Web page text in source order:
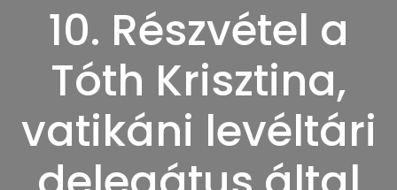
10. Részvétel a
Tóth Krisztina,
vatikáni levéltári